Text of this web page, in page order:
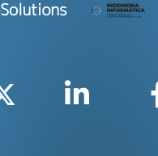
Twitter